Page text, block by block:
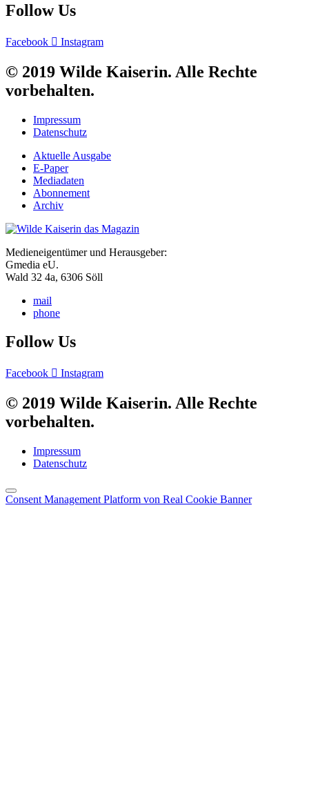
Follow Us
Facebook Instagram
© 2019 Wilde Kaiserin. Alle Rechte
vorbehalten.
Impressum
Datenschutz
Aktuelle Ausgabe
E-Paper
Mediadaten
Abonnement
Archiv
Medieneigentümer und Herausgeber:
Gmedia eU.
Wald 32 4a, 6306 Söll
mail
phone
Follow Us
Facebook Instagram
© 2019 Wilde Kaiserin. Alle Rechte
vorbehalten.
Impressum
Datenschutz
Consent Management Platform von Real Cookie Banner